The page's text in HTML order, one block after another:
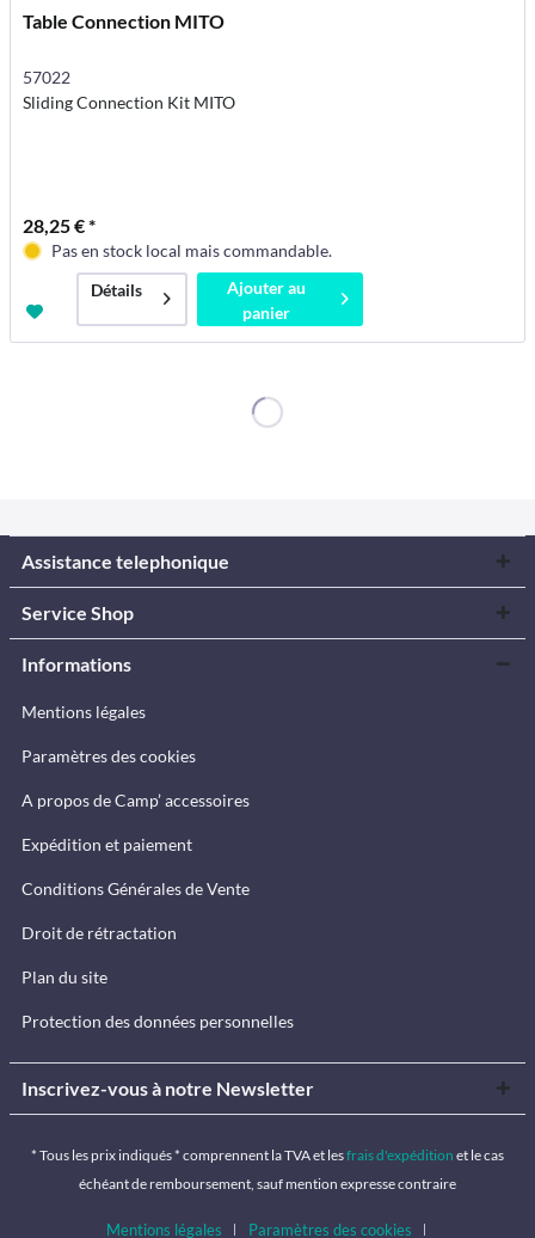
Table Connection MITO
57022
Sliding Connection Kit MITO
28,25 € *
Pas en stock local mais commandable.
Détails
Ajouter au
panier
Assistance telephonique
Service Shop
Informations
Mentions légales
Paramètres des cookies
A propos de Camp’ accessoires
Expédition et paiement
Conditions Générales de Vente
Droit de rétractation
Plan du site
Protection des données personnelles
Inscrivez-vous à notre Newsletter
* Tous les prix indiqués * comprennent la TVA et lesfrais d'expédition et le cas
échéant de remboursement, sauf mention expresse contraire
Mentions légales Paramètres des cookies